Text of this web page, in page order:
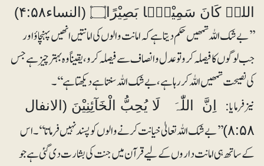
اللہَ كَانَ سَمِيْعًۢا بَصِيْرًا۝ (النساء۴:۵۸)
’’بے شک اللہ تمھیں حکم دیتا ہے کہ امانت والوں کی امانتیں انھیں پہنچاؤ اور
جب لوگوں کا فیصلہ کرو تو عدل و انصاف سے فیصلہ کرو، یقیناً وہ بہتر چیز ہے جس
کی نصیحت تمھیں اللہ کررہا ہے، بے شک اللہ سنتا ہے دیکھتا ہے‘‘۔
نیز فرمایا:اِنَّ اللّٰہَ لَا یُحِبُّ الْخَآئِنِیْنَ (الانفال
۸:۵۸) ’’بے شک اللہ تعالیٰ خیانت کرنے والوں کو پسند نہیں فرماتا‘‘۔ اس
کے ساتھ ہی امانت داروں کے لیے قرآن میں جنت کی بشارت دی گئی ہے جو